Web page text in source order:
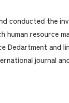
conducted the
human resource
and
journal